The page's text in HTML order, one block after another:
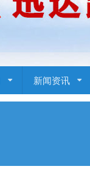
新闻资讯